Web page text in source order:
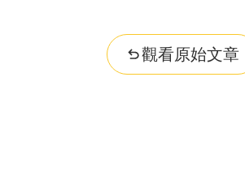
觀看原始文章